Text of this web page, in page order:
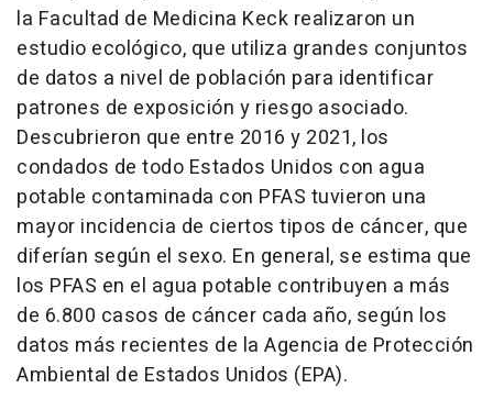
la Facultad de Medicina Keck realizaron un
estudio ecológico, que utiliza grandes conjuntos
de datos a nivel de población para identificar
patrones de exposición y riesgo asociado.
Descubrieron que entre 2016 y 2021, los
condados de todo Estados Unidos con agua
potable contaminada con PFAS tuvieron una
mayor incidencia de ciertos tipos de cáncer, que
diferían según el sexo. En general, se estima que
los PFAS en el agua potable contribuyen a más
de 6.800 casos de cáncer cada año, según los
datos más recientes de la Agencia de Protección
Ambiental de Estados Unidos (EPA).